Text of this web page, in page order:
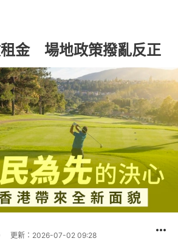
金 場地政策撥亂反正
更新： 2026-07-02 09:28